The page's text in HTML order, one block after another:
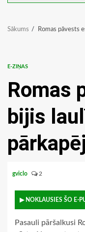
Sākums Romas pāvests
E-ZIŅAS
Romas
bijis
gviclo 2
▶ NOKLAUSIES ŠO E-
Pasauli pāršalkusi